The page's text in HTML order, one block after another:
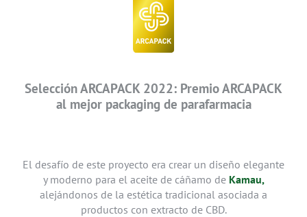
Selección ARCAPACK 2022: Premio ARCAPACK
al mejor packaging de parafarmacia
El desafío de este proyecto era crear un diseño elegante
y moderno para el aceite de cáñamo de Kamau,
alejándonos de la estética tradicional asociada a
productos con extracto de CBD.